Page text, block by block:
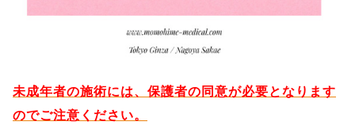
未成年者の施術には、保護者の同意が必要となります
のでご注意ください。